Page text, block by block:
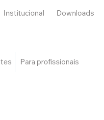
Institucional Downloads
Para profissionais